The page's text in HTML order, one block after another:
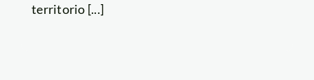
territorio [...]